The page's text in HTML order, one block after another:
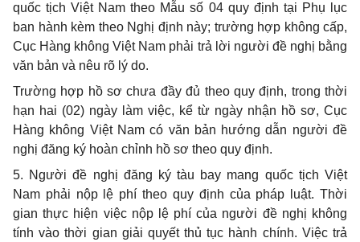
quốc tịch Việt Nam theo Mẫu số 04 quy định tại Phụ lục
ban hành kèm theo Nghị định này; trường hợp không cấp,
Cục Hàng không Việt Nam phải trả lời người đề nghị bằng
văn bản và nêu rõ lý do.
Trường hợp hồ sơ chưa đầy đủ theo quy định, trong thời
hạn hai (02) ngày làm việc, kể từ ngày nhận hồ sơ, Cục
Hàng không Việt Nam có văn bản hướng dẫn người đề
nghị đăng ký hoàn chỉnh hồ sơ theo quy định.
5. Người đề nghị đăng ký tàu bay mang quốc tịch Việt
Nam phải nộp lệ phí theo quy định của pháp luật. Thời
gian thực hiện việc nộp lệ phí của người đề nghị không
tính vào thời gian giải quyết thủ tục hành chính. Việc trả